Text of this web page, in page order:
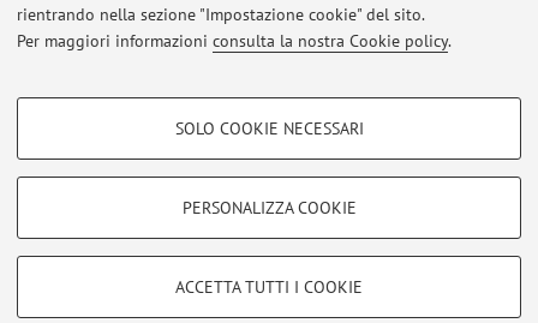
rientrando nella sezione "Impostazione cookie" del sito.
Per maggiori informazioni consulta la nostra Cookie policy.
COOKIE DI PROFILAZIONE - FACOLTATIVI
COOKIE TECNICI - NECESSARI
SOLO COOKIE NECESSARI
PERSONALIZZA COOKIE
ACCETTA TUTTI I COOKIE
Pubblicato il: 01 giugno 2016
Area riservata
Accedi tramiteloginper gestire tutti i contenuti del sito.
Zamboni, 33 - 40126 Bologna - Partita IVA: 01131710376
Privacy|Note legali|Impostazioni Cookie